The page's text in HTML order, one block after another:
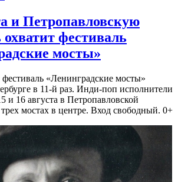
и Петропавловскую
охватит фестиваль
мосты»
«Ленинградские мосты»
в 11-й раз. Инди-поп исполнители
и 16 августа в Петропавловской
мостах в центре. Вход свободный. 0+